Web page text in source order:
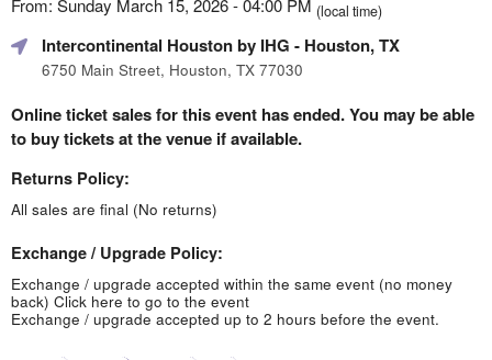
From: Sunday March 15, 2026 - 04:00 PM (local time)
Intercontinental Houston by IHG - Houston, TX
6750 Main Street, Houston, TX 77030
Online ticket sales for this event has ended. You may be able
to buy tickets at the venue if available.
Returns Policy:
All sales are final (No returns)
Exchange / Upgrade Policy:
Exchange / upgrade accepted within the same event (no money
back) Click here to go to the event
Exchange / upgrade accepted up to 2 hours before the event.